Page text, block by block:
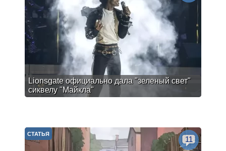
Lionsgate официально дала "зеленый свет"
сиквелу "Майкла"
СТАТЬЯ
11